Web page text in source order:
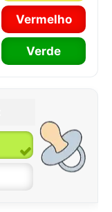
Vermelho
Verde